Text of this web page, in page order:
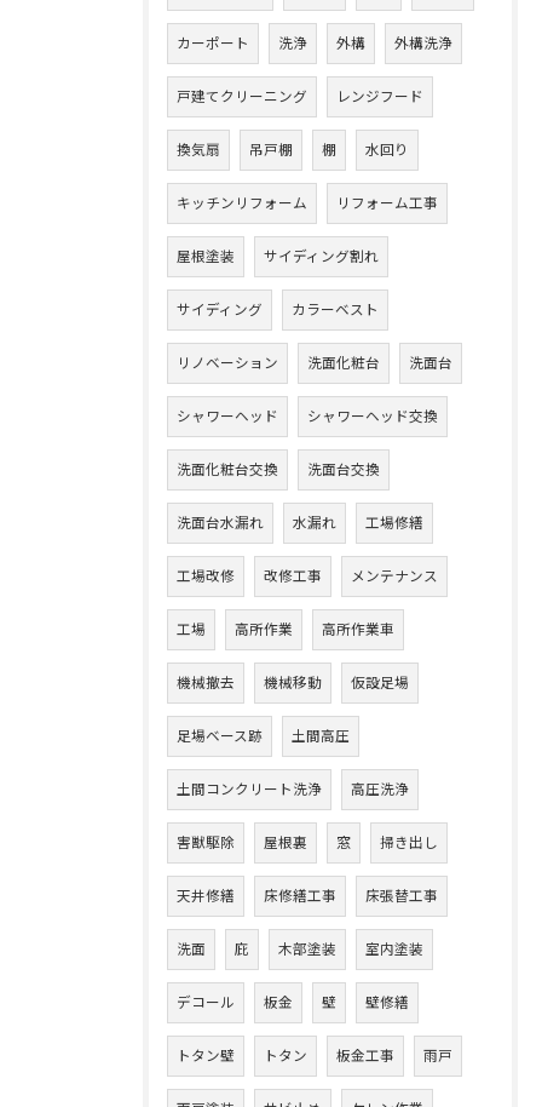
カーポート 洗浄 外構 外構洗浄
戸建てクリーニング レンジフード
換気扇 吊戸棚 棚 水回り
キッチンリフォーム リフォーム工事
屋根塗装 サイディング割れ
サイディング カラーベスト
リノベーション 洗面化粧台 洗面台
シャワーヘッド シャワーヘッド交換
洗面化粧台交換 洗面台交換
洗面台水漏れ 水漏れ 工場修繕
工場改修 改修工事 メンテナンス
工場 高所作業 高所作業車
機械撤去 機械移動 仮設足場
足場ベース跡 土間高圧
土間コンクリート洗浄 高圧洗浄
害獣駆除 屋根裏 窓 掃き出し
天井修繕 床修繕工事 床張替工事
洗面 庇 木部塗装 室内塗装
デコール 板金 壁 壁修繕
トタン壁 トタン 板金工事 雨戸